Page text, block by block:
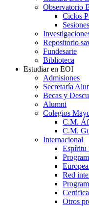
Observatorio
Ciclos
Repositorio
Fundesarte
Biblioteca
Estudiar en EOI
Admisiones
Secretaría
Becas y
Alumni
Colegios
C.M.
C.M.
Internacional
Espíritu
Red
Otros